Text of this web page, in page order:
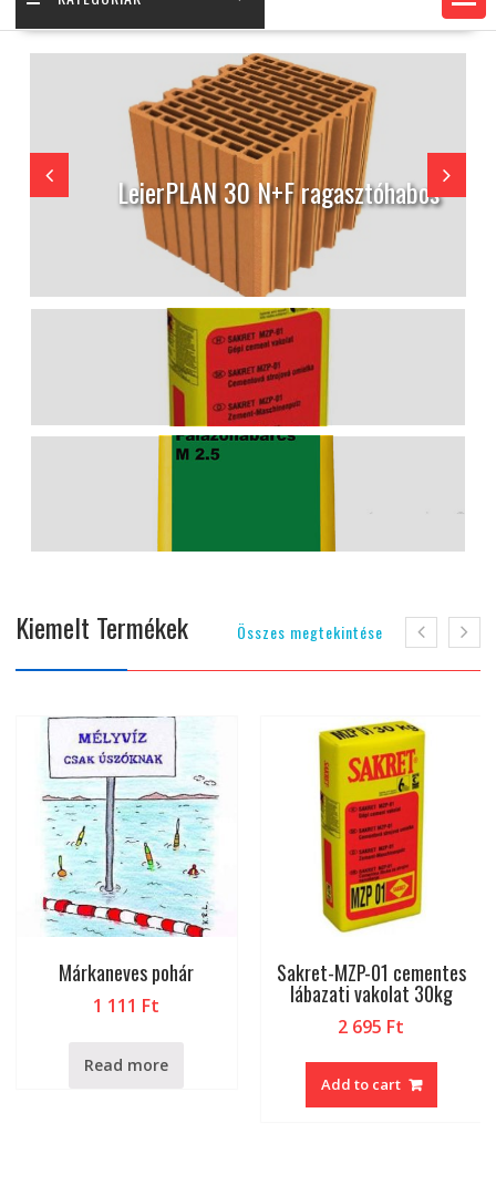
Porotherm 30 N+F sima tégla
Kiemelt Termékek Összes megtekintése
Sakret HM-2,5 falazóhabarcs
40kg
Cemix önterülő Nivo Plus
25kg
4 425 Ft
Add to cart